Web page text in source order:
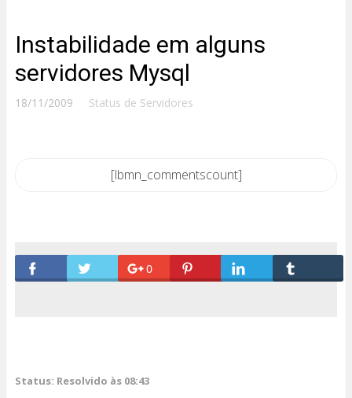
Instabilidade em alguns
servidores Mysql
18/11/2009 Status de Servidores
[lbmn_commentscount]
0
Status: Resolvido às 08:43